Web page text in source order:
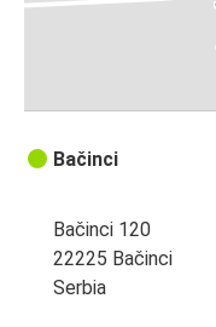
Bačinci
Bačinci 120
22225 Bačinci
Serbia